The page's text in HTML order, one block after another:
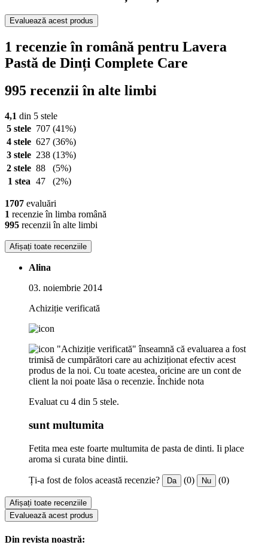
Evaluează acest produs
1 recenzie în română pentru Lavera
Pastă de Dinți Complete Care
995 recenzii în alte limbi
4,1 din 5 stele
5 stele 707 (41%)
4 stele 627 (36%)
3 stele 238 (13%)
2 stele 88
(5%)
1 stea 47 (2%)
1707 evaluări
1 recenzie în limba română
995 recenzii în alte limbi
Afișați toate recenziile
Alina
03. noiembrie 2014
Achiziție verificată
"Achiziție verificată" înseamnă că evaluarea a fost
trimisă de cumpărători care au achiziționat efectiv acest
produs de la noi. Cu toate acestea, oricine are un cont de
client la noi poate lăsa o recenzie. Închide nota
Evaluat cu 4 din 5 stele.
sunt multumita
Fetita mea este foarte multumita de pasta de dinti. Ii place
aroma si curata bine dintii.
Ți-a fost de folos această recenzie? Da (0) Nu (0)
Afișați toate recenziile
Evaluează acest produs
Din revista noastră: